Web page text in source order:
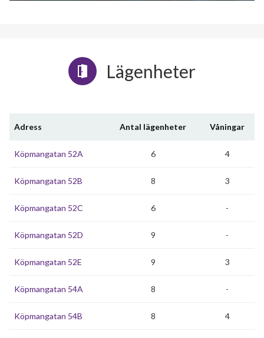
Lägenheter
Adress Antal lägenheter Våningar
Köpmangatan 52A 6 4
Köpmangatan 52B 8 3
Köpmangatan 52C 6 -
Köpmangatan 52D 9 -
Köpmangatan 52E 9 3
Köpmangatan 54A 8 -
Köpmangatan 54B 8 4